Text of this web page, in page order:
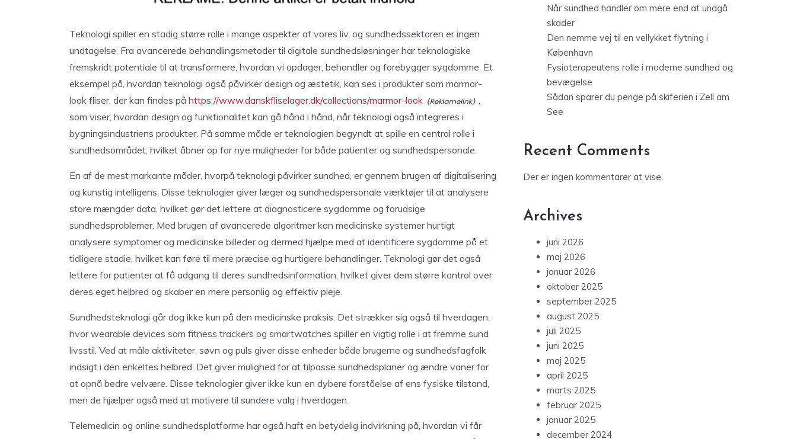
Teknologi spiller en stadig større rolle i mange aspekter af vores liv, og sundhedssektoren er ingen
undtagelse. Fra avancerede behandlingsmetoder til digitale sundhedsløsninger har teknologiske
fremskridt potentiale til at transformere, hvordan vi opdager, behandler og forebygger sygdomme. Et
eksempel på, hvordan teknologi også påvirker design og æstetik, kan ses i produkter som marmor-
look fliser, der kan findes på https://www.danskfliselager.dk/collections/marmor-look
,
som viser, hvordan design og funktionalitet kan gå hånd i hånd, når teknologi også integreres i
bygningsindustriens produkter. På samme måde er teknologien begyndt at spille en central rolle i
sundhedsområdet, hvilket åbner op for nye muligheder for både patienter og sundhedspersonale.
En af de mest markante måder, hvorpå teknologi påvirker sundhed, er gennem brugen af digitalisering
og kunstig intelligens. Disse teknologier giver læger og sundhedspersonale værktøjer til at analysere
store mængder data, hvilket gør det lettere at diagnosticere sygdomme og forudsige
sundhedsproblemer. Med brugen af avancerede algoritmer kan medicinske systemer hurtigt
analysere symptomer og medicinske billeder og dermed hjælpe med at identificere sygdomme på et
tidligere stadie, hvilket kan føre til mere præcise og hurtigere behandlinger. Teknologi gør det også
lettere for patienter at få adgang til deres sundhedsinformation, hvilket giver dem større kontrol over
deres eget helbred og skaber en mere personlig og effektiv pleje.
Sundhedsteknologi går dog ikke kun på den medicinske praksis. Det strækker sig også til hverdagen,
hvor wearable devices som fitness trackers og smartwatches spiller en vigtig rolle i at fremme sund
livsstil. Ved at måle aktiviteter, søvn og puls giver disse enheder både brugerne og sundhedsfagfolk
indsigt i den enkeltes helbred. Det giver mulighed for at tilpasse sundhedsplaner og ændre vaner for
at opnå bedre velvære. Disse teknologier giver ikke kun en dybere forståelse af ens fysiske tilstand,
men de hjælper også med at motivere til sundere valg i hverdagen.
Telemedicin og online sundhedsplatforme har også haft en betydelig indvirkning på, hvordan vi får
Når sundhed handler om mere end at undgå
skader
Den nemme vej til en vellykket flytning i
København
Fysioterapeutens rolle i moderne sundhed og
bevægelse
Sådan sparer du penge på skiferien i Zell am
See
Recent Comments
Der er ingen kommentarer at vise.
Archives
juni 2026
maj 2026
januar 2026
oktober 2025
september 2025
august 2025
juli 2025
juni 2025
maj 2025
april 2025
marts 2025
februar 2025
januar 2025
december 2024